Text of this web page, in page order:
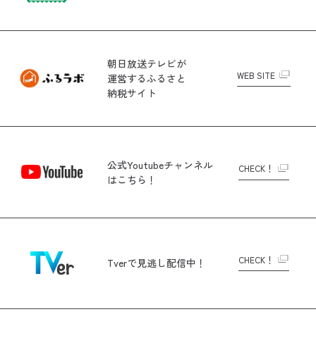
朝日放送テレビが
運営するふるさと
納税サイト
WEB SITE
公式Youtubeチャンネル
はこちら！
CHECK！
Tverで見逃し配信中！ CHECK！